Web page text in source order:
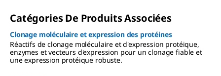
Catégories De Produits Associées
Clonage moléculaire et expression des protéines
Réactifs de clonage moléculaire et d'expression protéique,
enzymes et vecteurs d'expression pour un clonage fiable et
une expression protéique robuste.